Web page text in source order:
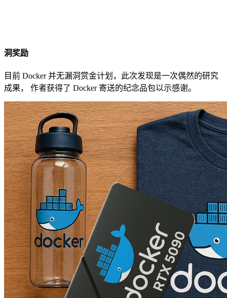
洞奖励
目前 Docker 并无漏洞赏金计划，此次发现是一次偶然的研究
成果， 作者获得了 Docker 寄送的纪念品包以示感谢。